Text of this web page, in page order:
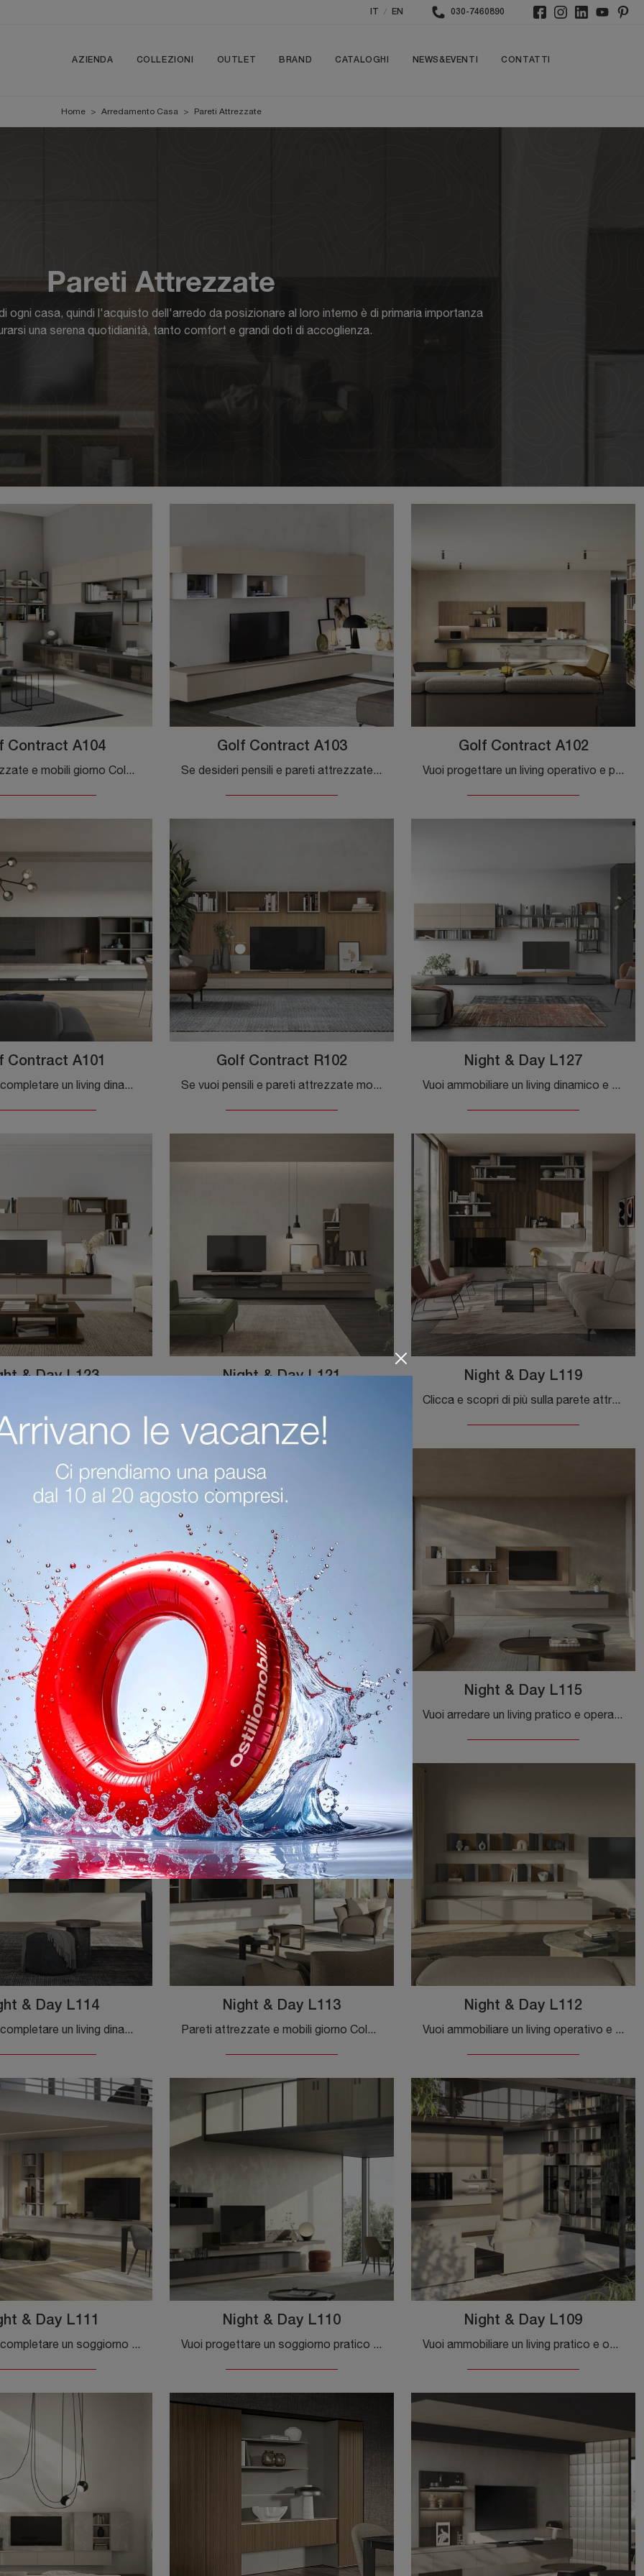
/ EN 030-7460890
AZIENDA COLLEZIONI OUTLET BRAND CATALOGHI NEWS&EVENTI CONTATTI
Home > Arredamento Casa > Pareti Attrezzate
Pareti Attrezzate
ogni casa, quindi l'acquisto dell'arredo da posizionare al loro interno è di primaria importanza
una serena quotidianità, tanto comfort e grandi doti di accoglienza.
Contract A104
Pareti attrezzate e mobili giorno Colombini Casa: clicca e scopri il modello Golf Contract A104 e potrai impreziosire stanze moderne di ogni genere.
Golf Contract A103
Se desideri pensili e pareti attrezzate moderne, prediligi il modello Golf Contract A103 di Colombini Casa: clicca e ottieni informazioni!
Golf Contract A102
Vuoi progettare un living operativo e pratico? Ti offriamo la parete attrezzata Golf Contract A102 Colombini Casa dalle linee decise moderne.
Contract A101
Se desideri completare un living dinamico e operativo dalle linee moderne, ti offriamo la parete attrezzata Golf Contract A101 Colombini Casa.
Golf Contract R102
Se vuoi pensili e pareti attrezzate moderne, opta per il modello Golf Contract R102 di Colombini Casa: clicca e ottieni informazioni!
Night & Day L127
Vuoi ammobiliare un living dinamico e operativo? Ti offriamo la parete attrezzata Night & Day L127 Colombini Casa dalle linee decise moderne.
& Day L123
Night & Day L121
Night & Day L119
Clicca e scopri di più sulla parete attrezzata Night & Day L119 della marca Colombini Casa: è la soluzione dalle linee moderne perfetta per te.
& Day L117
Se vuoi ultimare un living pratico e operativo dalle linee moderne, ti offriamo la parete attrezzata Night & Day L117 Colombini Casa.
Night & Day L116
Pareti attrezzate e mobili giorno Colombini Casa: clicca e scopri il modello Night & Day L116 e potrai completare stanze moderne di ogni tipo.
Night & Day L115
Vuoi arredare un living pratico e operativo? Ti offriamo la parete attrezzata Night & Day L115 Colombini Casa dalle forme decise moderne.
& Day L114
Se desideri completare un living dinamico e operativo dalle linee moderne, ti presentiamo la parete attrezzata Night & Day L114 Colombini Casa.
Night & Day L113
Pareti attrezzate e mobili giorno Colombini Casa: clicca e scopri il modello Night & Day L113 e potrai arricchire stanze moderne di ogni genere.
Night & Day L112
Vuoi ammobiliare un living operativo e pratico? Ecco a te la parete attrezzata Night & Day L112 Colombini Casa dalle linee decise moderne.
& Day L111
Se desideri completare un soggiorno dinamico e operativo dalle linee moderne, ecco a te la parete attrezzata Night & Day L111 Colombini Casa.
Night & Day L110
Vuoi progettare un soggiorno pratico e operativo? Ecco a te la parete attrezzata Night & Day L110 Colombini Casa dalle linee decise moderne.
Night & Day L109
Vuoi ammobiliare un living pratico e operativo? Ecco a te la parete attrezzata Night & Day L109 Colombini Casa dalle forme decise moderne.